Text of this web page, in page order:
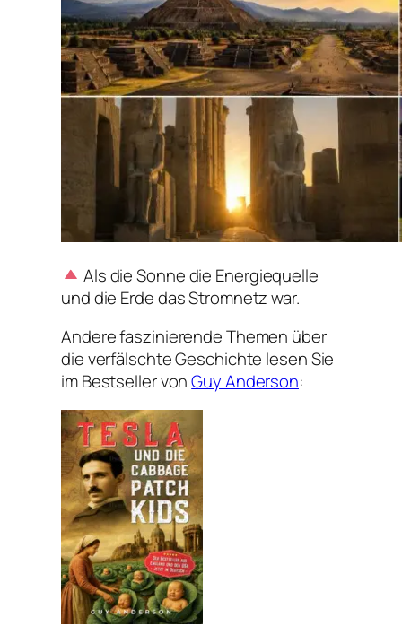
Als die Sonne die Energiequelle
und die Erde das Stromnetz war.
Andere faszinierende Themen über
die verfälschte Geschichte lesen Sie
im Bestseller vonGuy Anderson: